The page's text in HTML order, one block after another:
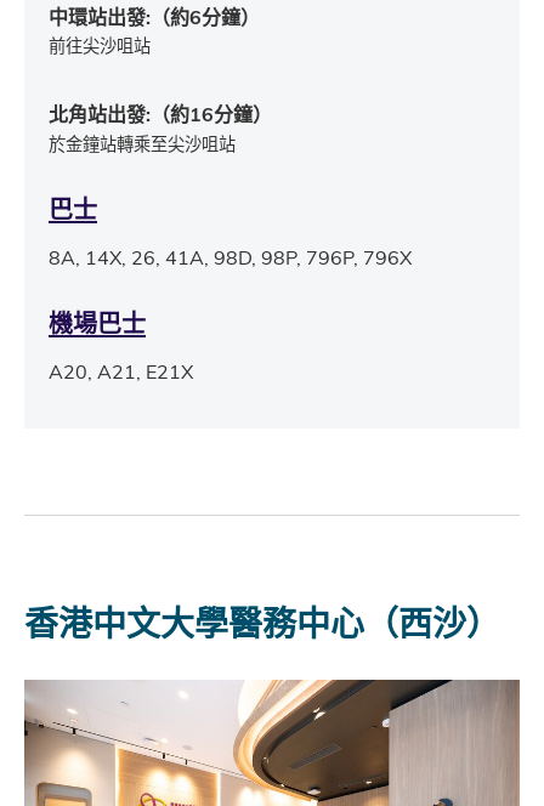
中環站出發:（約6分鐘）
前往尖沙咀站
北角站出發:（約16分鐘）
於金鐘站轉乘至尖沙咀站
巴士
8A, 14X, 26, 41A, 98D, 98P, 796P, 796X
機場巴士
A20, A21, E21X
香港中文大學醫務中心（西沙）